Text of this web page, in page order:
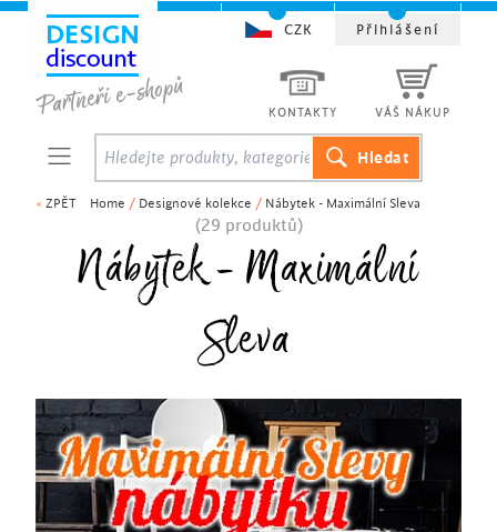
< ZPĚT Home / Designové kolekce / Nábytek - Maximální Sleva
(29 produktů)
Nábytek - Maximální
Sleva
KONTAKTY VÁŠ NÁKUP
CZK Přihlášení